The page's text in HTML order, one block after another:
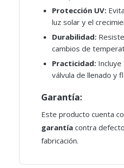
Protección UV:
luz solar y el
Durabilidad:
cambios de
Practicidad:
válvula de llenado y
Garantía:
Este producto cuenta
garantía contra
fabricación.